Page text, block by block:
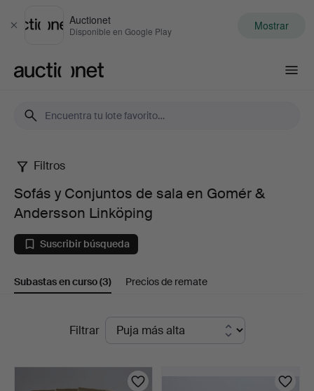
Cerrar
Auctionet
Disponible en Google Play Mostrar
Sofás
Conjuntos
de
Gomér
Filtros
Sofás y Conjuntos de sala en Gomér &
Andersson Linköping
Suscribir búsqueda
Subastas en curso(3) Precios de remate
SubastasFiltrar